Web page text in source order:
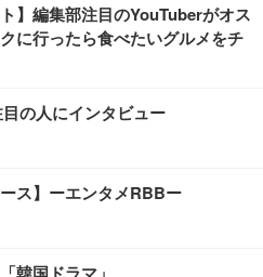
】編集部注目のYouTuberがオス
に行ったら食べたいグルメをチ
の人にインタビュー
ス】ーエンタメRBBー
韓国ドラマ」